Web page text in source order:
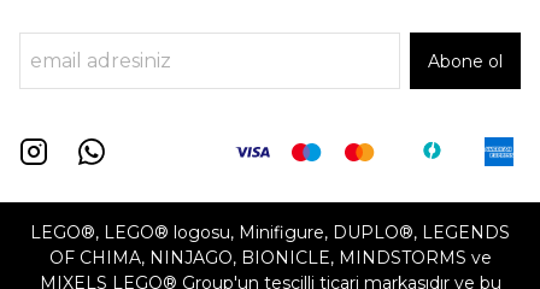
Abone ol
LEGO®, LEGO® logosu, Minifigure, DUPLO®, LEGENDS
OF CHIMA, NINJAGO, BIONICLE, MINDSTORMS ve
MIXELS LEGO® Group'un tescilli ticari markasıdır ve bu